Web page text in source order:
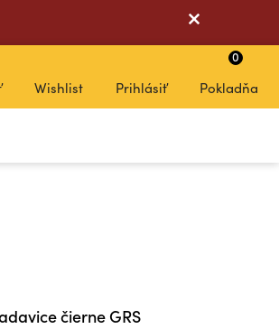
Wishlist Prihlásiť Pokladňa
0
čierne GRS